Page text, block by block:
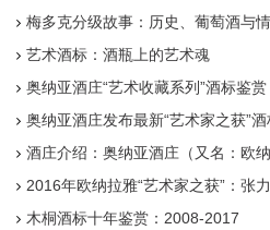
梅多克分级故事：历史、葡萄酒与
艺术酒标：酒瓶上的艺术魂
奥纳亚酒庄“艺术收藏系列”酒标鉴赏
奥纳亚酒庄发布最新“艺术家之获”
酒庄介绍：奥纳亚酒庄（又名：欧
2016年欧纳拉雅“艺术家之获”：张力
木桐酒标十年鉴赏：2008-2017